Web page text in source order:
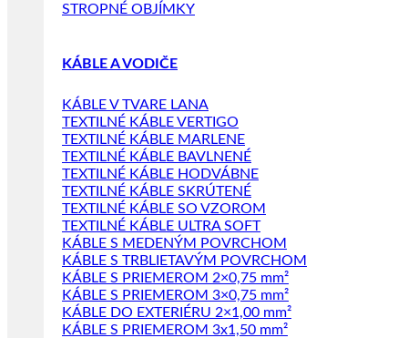
STROPNÉ OBJÍMKY
KÁBLE A VODIČE
KÁBLE V TVARE LANA
TEXTILNÉ KÁBLE VERTIGO
TEXTILNÉ KÁBLE MARLENE
TEXTILNÉ KÁBLE BAVLNENÉ
TEXTILNÉ KÁBLE HODVÁBNE
TEXTILNÉ KÁBLE SKRÚTENÉ
TEXTILNÉ KÁBLE SO VZOROM
TEXTILNÉ KÁBLE ULTRA SOFT
KÁBLE S MEDENÝM POVRCHOM
KÁBLE S TRBLIETAVÝM POVRCHOM
KÁBLE S PRIEMEROM 2×0,75 mm²
KÁBLE S PRIEMEROM 3×0,75 mm²
KÁBLE DO EXTERIÉRU 2×1,00 mm²
KÁBLE S PRIEMEROM 3x1,50 mm²